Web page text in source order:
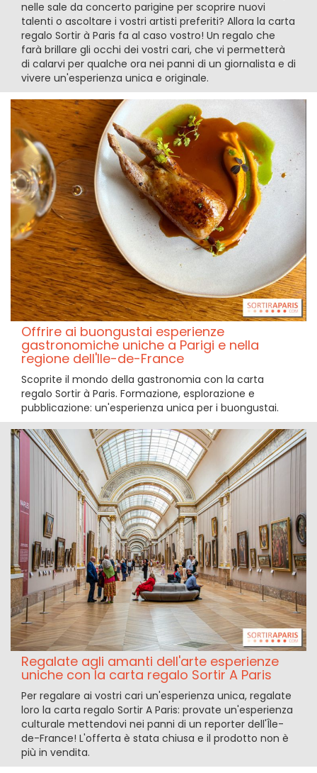
nelle sale da concerto parigine per scoprire nuovi
talenti o ascoltare i vostri artisti preferiti? Allora la carta
regalo Sortir à Paris fa al caso vostro! Un regalo che
farà brillare gli occhi dei vostri cari, che vi permetterà
di calarvi per qualche ora nei panni di un giornalista e di
vivere un'esperienza unica e originale.
Offrire ai buongustai esperienze
gastronomiche uniche a Parigi e nella
regione dell'Ile-de-France
Scoprite il mondo della gastronomia con la carta
regalo Sortir à Paris. Formazione, esplorazione e
pubblicazione: un'esperienza unica per i buongustai.
Regalate agli amanti dell'arte esperienze
uniche con la carta regalo Sortir A Paris
Per regalare ai vostri cari un'esperienza unica, regalate
loro la carta regalo Sortir A Paris: provate un'esperienza
culturale mettendovi nei panni di un reporter dell'Île-
de-France! L'offerta è stata chiusa e il prodotto non è
più in vendita.